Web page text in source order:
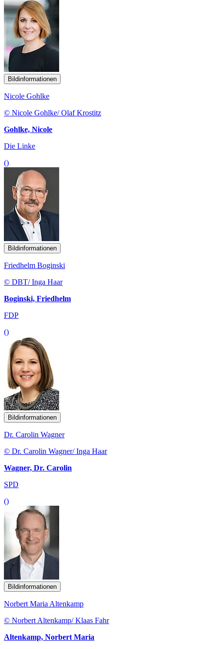
Bildinformationen
Nicole Gohlke
© Nicole Gohlke/ Olaf Krostitz
Gohlke, Nicole
Die Linke
()
Bildinformationen
Friedhelm Boginski
© DBT/ Inga Haar
Boginski, Friedhelm
FDP
()
Bildinformationen
Dr. Carolin Wagner
© Dr. Carolin Wagner/ Inga Haar
Wagner, Dr. Carolin
SPD
()
Bildinformationen
Norbert Maria Altenkamp
© Norbert Altenkamp/ Klaas Fahr
Altenkamp, Norbert Maria